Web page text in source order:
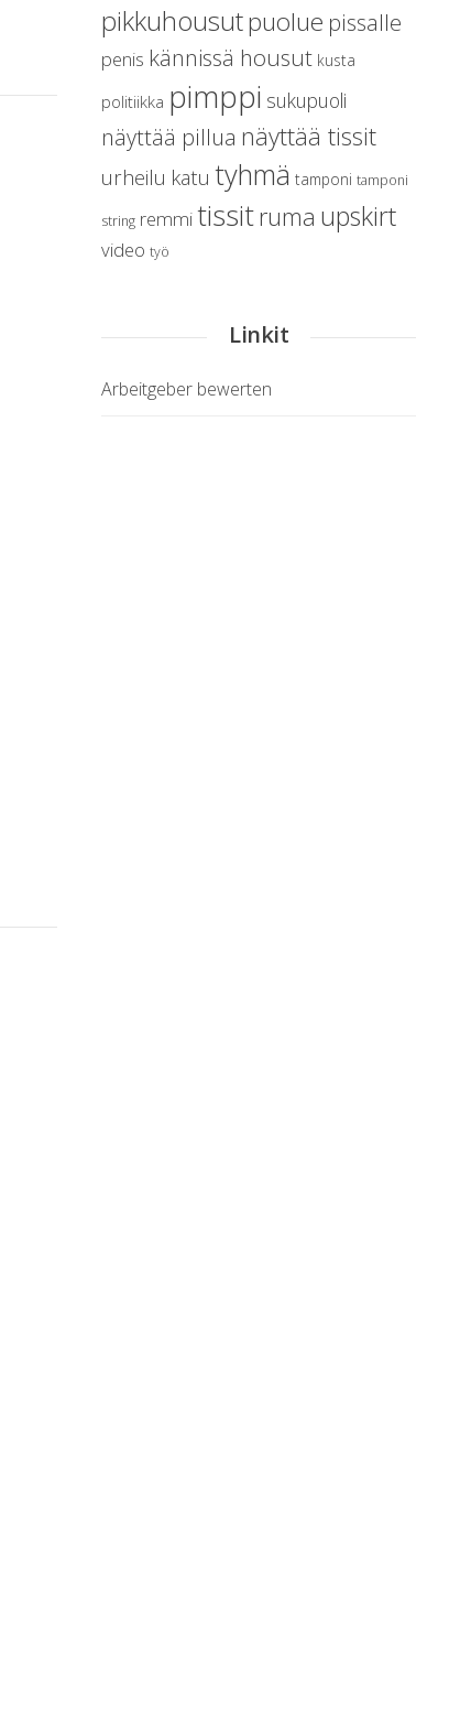
pikkuhousutpuolue pissalle
penis kännissä housut kusta
politiikka pimppi sukupuoli
näyttää pillua näyttää tissit
urheilu katu tyhmä tamponi tamponi
string remmitissitruma upskirt
video työ
Linkit
Arbeitgeber bewerten